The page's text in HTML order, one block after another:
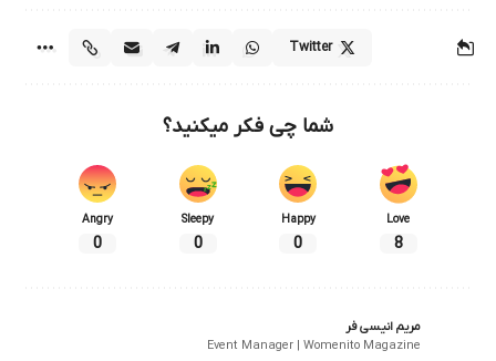
Twitter
شما چی فکر میکنید؟
Love
8
Happy
0
Sleepy
0
Angry
0
مریم انیسی فر
Event Manager | Womenito Magazine